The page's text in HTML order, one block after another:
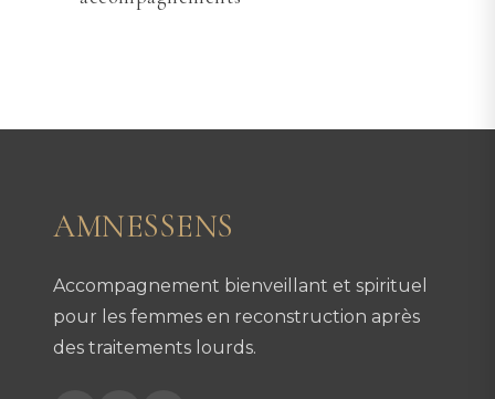
AMNESSENS
Accompagnement bienveillant et spirituel
pour les femmes en reconstruction après
des traitements lourds.